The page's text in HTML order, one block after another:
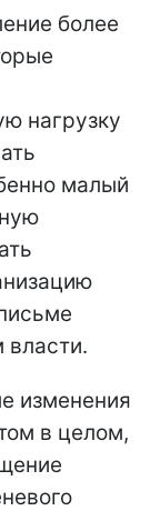
более
нагрузку
малый
власти.
изменения
в целом,